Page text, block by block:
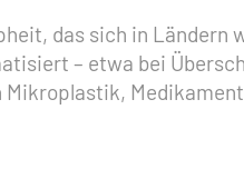
das sich in
– etwa bei